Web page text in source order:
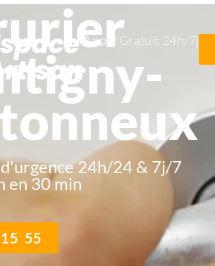
Appel Gratuit 24h/7j
24h/24 & 7j/7
en 30 min
55